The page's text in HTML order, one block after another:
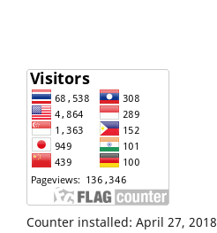
Counter installed: April 27, 2018